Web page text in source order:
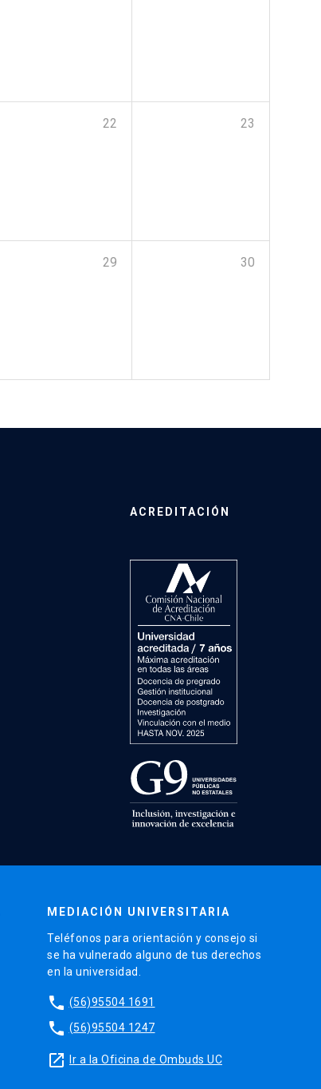
22 23
29 30
ACREDITACIÓN
MEDIACIÓN UNIVERSITARIA
Teléfonos para orientación y consejo si
se ha vulnerado alguno de tus derechos
en la universidad.
phone (56)95504 1691
phone (56)95504 1247
launch Ir a la Oficina de Ombuds UC